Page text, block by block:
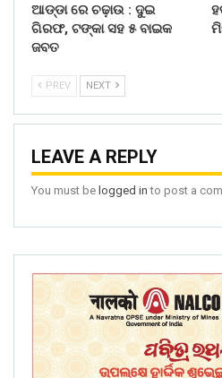
ଆଡ୍ଡା ରେ ଚଢ଼ାଉ : ଦୁଇ
ଗିରଫ, ଟଙ୍କା ସହ ୫ ବାଇକ
ଜବତ
PREV NEXT
LEAVE A REPLY
You must be logged in to post a